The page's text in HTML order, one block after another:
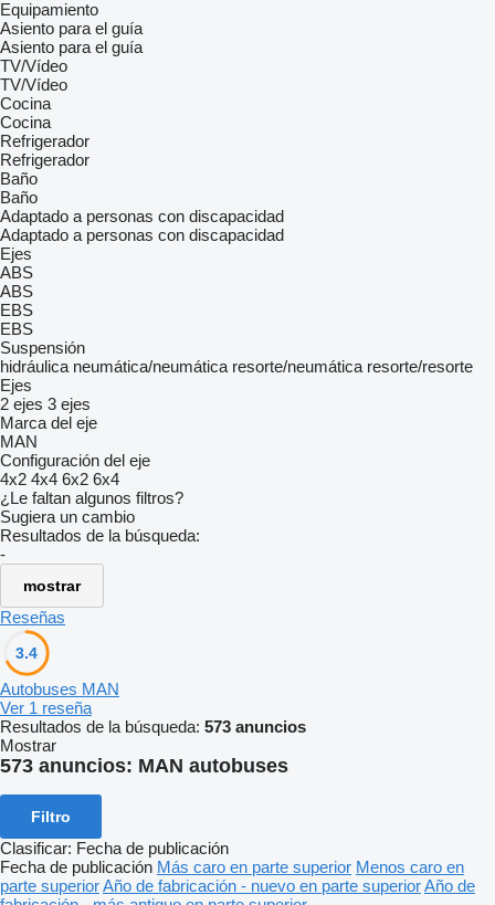
Equipamiento
Asiento para el guía
Asiento para el guía
TV/Vídeo
TV/Vídeo
Cocina
Cocina
Refrigerador
Refrigerador
Baño
Baño
Adaptado a personas con discapacidad
Adaptado a personas con discapacidad
Ejes
ABS
ABS
EBS
EBS
Suspensión
hidráulica neumática/neumática resorte/neumática resorte/resorte
Ejes
2 ejes 3 ejes
Marca del eje
MAN
Configuración del eje
4x2 4x4 6x2 6x4
¿Le faltan algunos filtros?
Sugiera un cambio
Resultados de la búsqueda:
-
mostrar
Reseñas
3.4
Autobuses MAN
Ver 1 reseña
Resultados de la búsqueda: 573 anuncios
Mostrar
573 anuncios: MAN autobuses
Filtro
Clasificar: Fecha de publicación
Fecha de publicación Más caro en parte superior Menos caro en
parte superiorAño de fabricación - nuevo en parte superiorAño de